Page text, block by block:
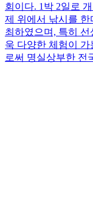
회이다. 1박 2일로
제 위에서 낚시를 한
최하였으며, 특히
욱 다양한 체험이
로써 명실상부한 전